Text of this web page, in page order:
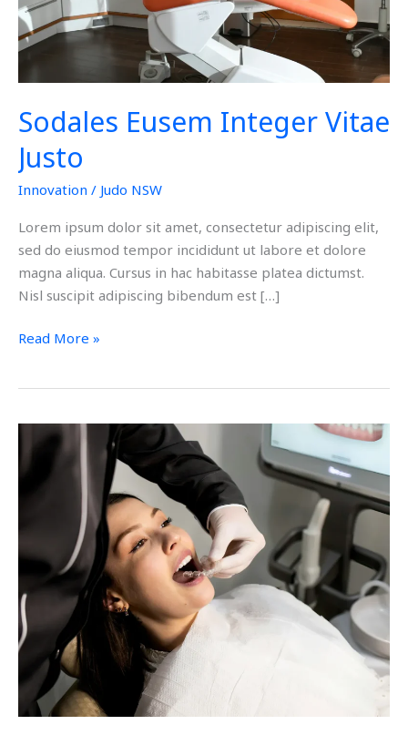
Sodales Eusem Integer Vitae
Justo
Innovation / Judo NSW
Lorem ipsum dolor sit amet, consectetur adipiscing elit,
sed do eiusmod tempor incididunt ut labore et dolore
magna aliqua. Cursus in hac habitasse platea dictumst.
Nisl suscipit adipiscing bibendum est […]
Read More »
Acuctor
Ougue